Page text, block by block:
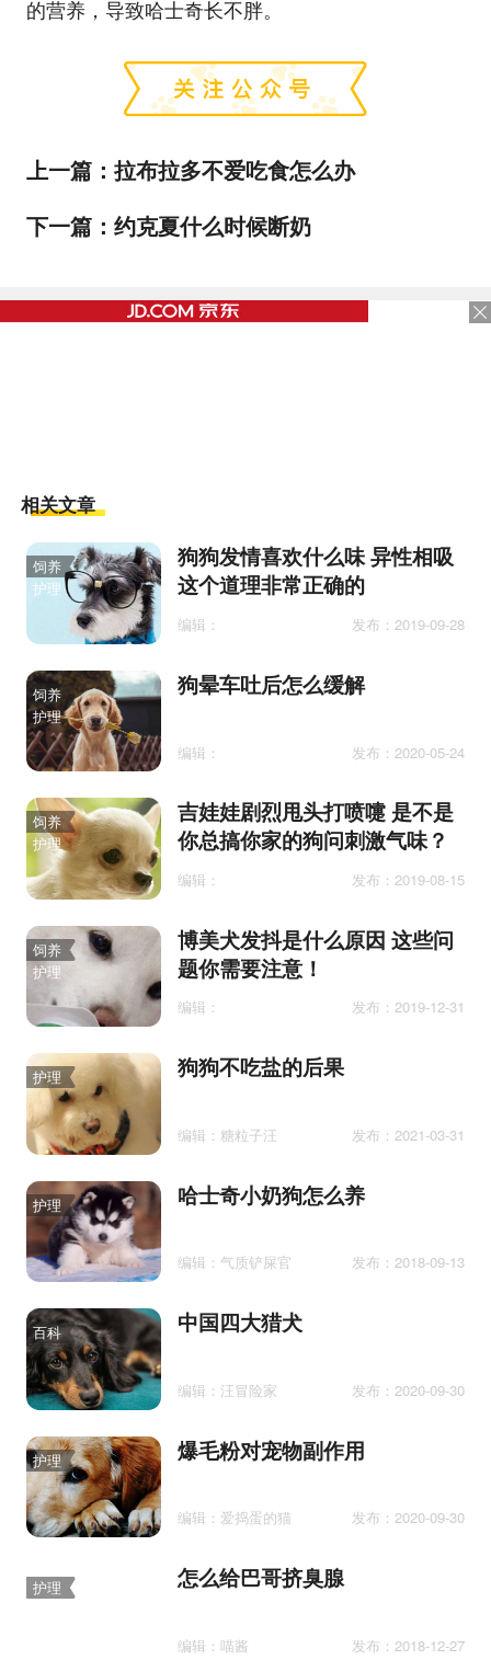
的营养，导致哈士奇长不胖。
上一篇： 拉布拉多不爱吃食怎么办
下一篇： 约克夏什么时候断奶
相关文章
饲养
护理
狗狗发情喜欢什么味 异性相吸
这个道理非常正确的
编辑： 发布：2019-09-28
饲养
护理
狗晕车吐后怎么缓解
编辑： 发布：2020-05-24
饲养
护理
吉娃娃剧烈甩头打喷嚏 是不是
你总搞你家的狗问刺激气味？
编辑： 发布：2019-08-15
饲养
护理
博美犬发抖是什么原因 这些问
题你需要注意！
编辑： 发布：2019-12-31
护理 狗狗不吃盐的后果
编辑：糖粒子汪 发布：2021-03-31
护理 哈士奇小奶狗怎么养
编辑：气质铲屎官 发布：2018-09-13
百科 中国四大猎犬
编辑：汪冒险家 发布：2020-09-30
护理 爆毛粉对宠物副作用
编辑：爱捣蛋的猫 发布：2020-09-30
护理 怎么给巴哥挤臭腺
编辑：喵酱 发布：2018-12-27